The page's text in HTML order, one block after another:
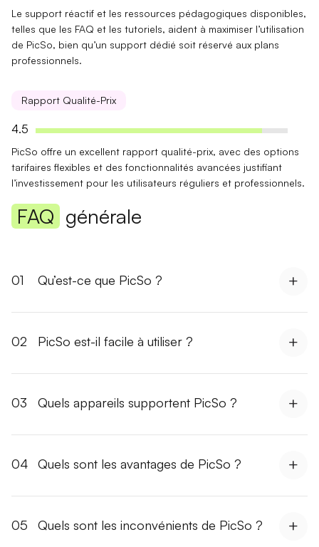
Le support réactif et les ressources pédagogiques disponibles,
telles que les FAQ et les tutoriels, aident à maximiser l’utilisation
de PicSo, bien qu’un support dédié soit réservé aux plans
professionnels.
Rapport Qualité-Prix
4.5
PicSo offre un excellent rapport qualité-prix, avec des options
tarifaires flexibles et desfonctionnalités avancées justifiant
l’investissement pour les utilisateurs réguliers et professionnels.
FAQ générale
01 Qu’est-ce que PicSo ?
02 PicSo est-il facile à utiliser ?
03 Quels appareils supportent PicSo ?
04 Quels sont les avantages de PicSo ?
05 Quels sont les inconvénients de PicSo ?